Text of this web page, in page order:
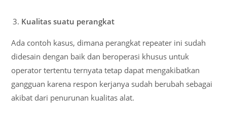
Kualitas suatu perangkat
Ada contoh kasus, dimana perangkat repeater ini sudah
didesain dengan baik dan beroperasi khusus untuk
operator tertentu ternyata tetap dapat mengakibatkan
gangguan karena respon kerjanya sudah berubah sebagai
akibat dari penurunan kualitas alat.